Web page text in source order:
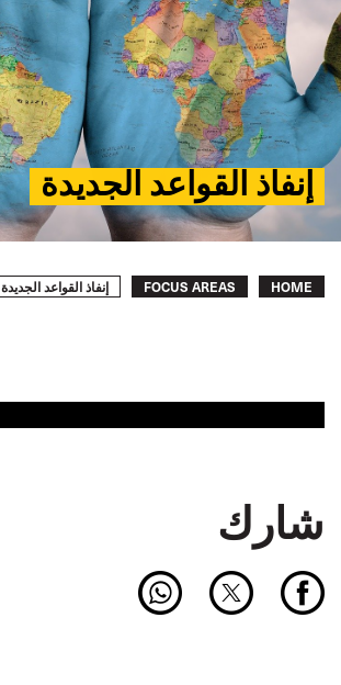
إنفاذ القواعد الجديدة
Breadcrumb
HOME
FOCUS AREAS إنفاذ القواعد الجديدة
شارك